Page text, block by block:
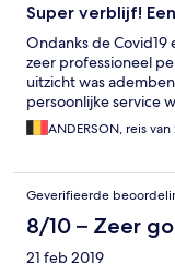
Super verblijf!
Ondanks de
zeer professioneel
uitzicht was
persoonlijke service
ANDERSON, reis
Geverifieerde
8/10 – Zeer
21 feb 2019